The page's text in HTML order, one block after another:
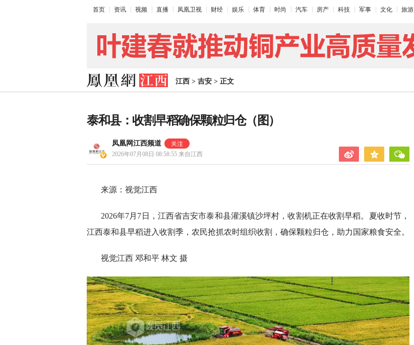
首页 资讯 视频 直播 凤凰卫视 财经 娱乐 体育 时尚 汽车 房产 科技 军事 文化 旅游
江西 > 吉安 > 正文
泰和县：收割早稻确保颗粒归仓（图）
凤凰网江西频道
2026年07月08日 08:58:55 来自江西
来源：视觉江西
2026年7月7日，江西省吉安市泰和县灌溪镇沙坪村，收割机正在收割早稻。夏收时节，
江西泰和县早稻进入收割季，农民抢抓农时组织收割，确保颗粒归仓，助力国家粮食安全。
视觉江西 邓和平 林文 摄